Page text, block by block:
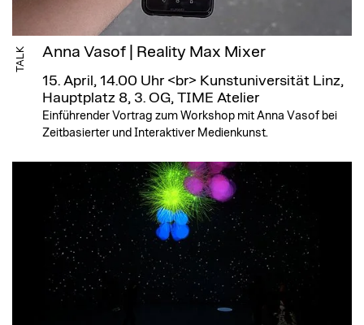
TALK Anna Vasof | Reality Max Mixer
15. April, 14.00 Uhr <br> Kunstuniversität Linz,
Hauptplatz 8, 3. OG, TIME Atelier
Einführender Vortrag zum Workshop mit Anna Vasof bei
Zeitbasierter und Interaktiver Medienkunst.